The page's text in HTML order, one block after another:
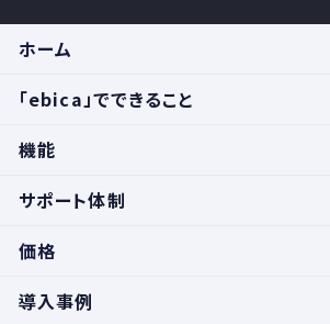
ホーム
「ebica」でできること
機能
サポート体制
価格
導入事例